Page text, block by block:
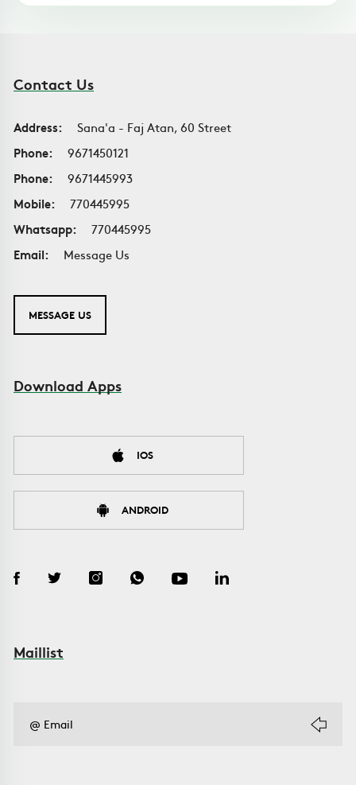
Contact Us
Address:
Sana'a - Faj Atan, 60 Street
Phone:
9671450121
Phone:
9671445993
Mobile:
770445995
Whatsapp:
770445995
Email:
Message Us
MESSAGE US
Download Apps
IOS
ANDROID
Maillist